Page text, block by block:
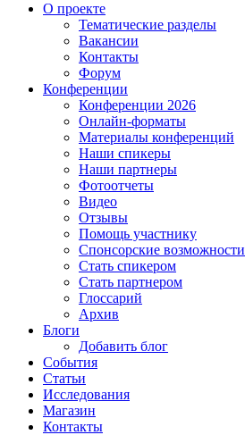
О проекте
Тематические разделы
Вакансии
Контакты
Форум
Конференции
Конференции 2026
Онлайн-форматы
Материалы конференций
Наши спикеры
Наши партнеры
Фотоотчеты
Видео
Отзывы
Помощь участнику
Спонсорские возможности
Стать спикером
Стать партнером
Глоссарий
Архив
Блоги
Добавить блог
События
Статьи
Исследования
Магазин
Контакты